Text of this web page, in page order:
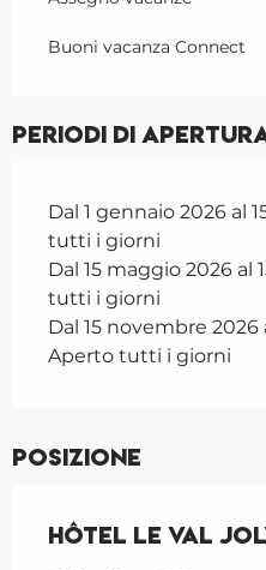
Buoni vacanza Connect
Periodi di
Dal 1 gennaio 2026 al
tutti i giorni
Dal 15 maggio 2026 al
tutti i giorni
Dal 15 novembre 2026
Aperto tutti i giorni
Posizione
Hôtel Le Val